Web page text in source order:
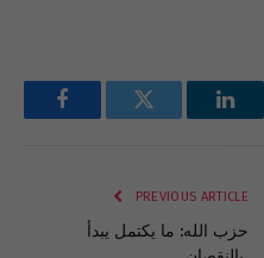
FacebookTwitter
PREVIOUS ARTICLE
حزب الله: ما يكتمل يبدأ